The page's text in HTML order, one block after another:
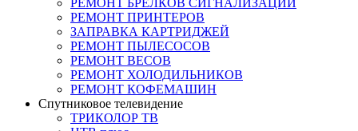
РЕМОНТ ПРИНТЕРОВ
ЗАПРАВКА КАРТРИДЖЕЙ
РЕМОНТ ПЫЛЕСОСОВ
РЕМОНТ ВЕСОВ
РЕМОНТ ХОЛОДИЛЬНИКОВ
РЕМОНТ КОФЕМАШИН
Спутниковое телевидение
ТРИКОЛОР ТВ